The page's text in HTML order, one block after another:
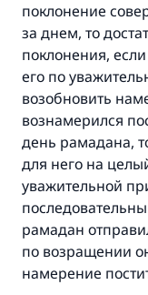
поклонение
за днем, то
поклонения,
его по
возобновить
вознамерился
день рамадана,
для него на
уважительной
рамадан
по возращении
намерение
Ответ №